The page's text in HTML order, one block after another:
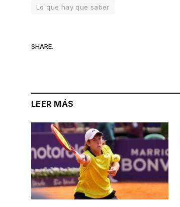
Lo que hay que saber
SHARE.
LEER MÁS